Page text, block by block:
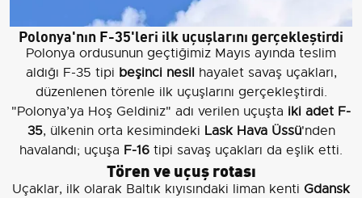
Polonya'nın F-35'leri ilk uçuşlarını gerçekleştirdi
Polonya ordusunun geçtiğimiz Mayıs ayında teslim
aldığı F-35 tipi beşinci nesil hayalet savaş uçakları,
düzenlenen törenle ilk uçuşlarını gerçekleştirdi.
"Polonya’ya Hoş Geldiniz" adı verilen uçuşta iki adet F-
35, ülkenin orta kesimindeki Lask Hava Üssü'nden
havalandı; uçuşa F-16 tipi savaş uçakları da eşlik etti.
Tören ve uçuş rotası
Uçaklar, ilk olarak Baltık kıyısındaki liman kenti Gdansk